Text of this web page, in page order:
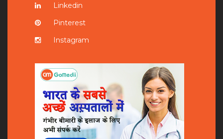
Linkedin
Pinterest
Instagram